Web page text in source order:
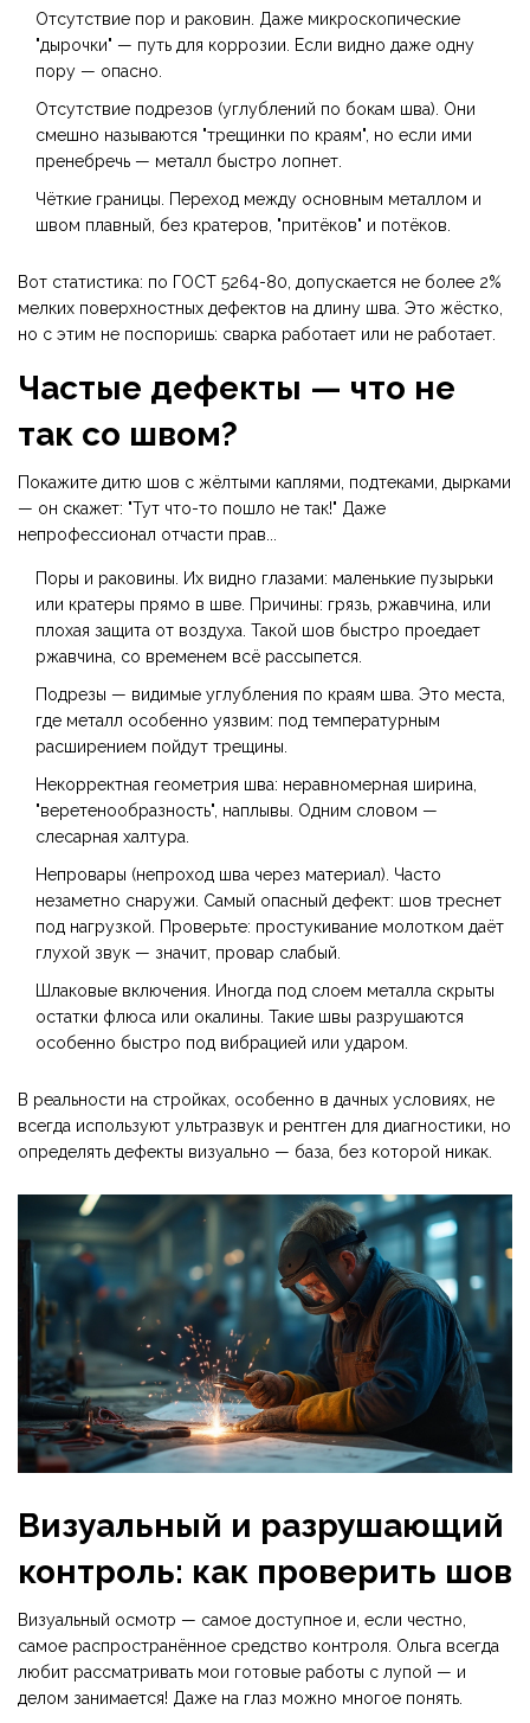
Отсутствие пор и раковин. Даже микроскопические
"дырочки" — путь для коррозии. Если видно даже одну
пору — опасно.
Отсутствие подрезов (углублений по бокам шва). Они
смешно называются "трещинки по краям", но если ими
пренебречь — металл быстро лопнет.
Чёткие границы. Переход между основным металлом и
швом плавный, без кратеров, "притёков" и потёков.
Вот статистика: по ГОСТ 5264-80, допускается не более 2%
мелких поверхностных дефектов на длину шва. Это жёстко,
но с этим не поспоришь: сварка работает или не работает.
Частые дефекты — что не
так со швом?
Покажите дитю шов с жёлтыми каплями, подтеками, дырками
— он скажет: "Тут что-то пошло не так!" Даже
непрофессионал отчасти прав...
Поры и раковины. Их видно глазами: маленькие пузырьки
или кратеры прямо в шве. Причины: грязь, ржавчина, или
плохая защита от воздуха. Такой шов быстро проедает
ржавчина, со временем всё рассыпется.
Подрезы — видимые углубления по краям шва. Это места,
где металл особенно уязвим: под температурным
расширением пойдут трещины.
Некорректная геометрия шва: неравномерная ширина,
"веретенообразность", наплывы. Одним словом —
слесарная халтура.
Непровары (непроход шва через материал). Часто
незаметно снаружи. Самый опасный дефект: шов треснет
под нагрузкой. Проверьте: простукивание молотком даёт
глухой звук — значит, провар слабый.
Шлаковые включения. Иногда под слоем металла скрыты
остатки флюса или окалины. Такие швы разрушаются
особенно быстро под вибрацией или ударом.
В реальности на стройках, особенно в дачных условиях, не
всегда используют ультразвук и рентген для диагностики, но
определять дефекты визуально — база, без которой никак.
Визуальный и разрушающий
контроль: как проверить шов
Визуальный осмотр — самое доступное и, если честно,
самое распространённое средство контроля. Ольга всегда
любит рассматривать мои готовые работы с лупой — и
делом занимается! Даже на глаз можно многое понять.